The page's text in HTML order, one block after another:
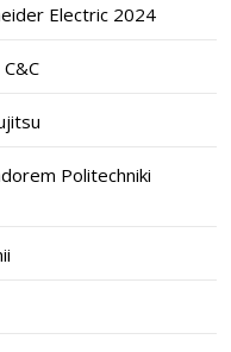
Electric 2024
Politechniki